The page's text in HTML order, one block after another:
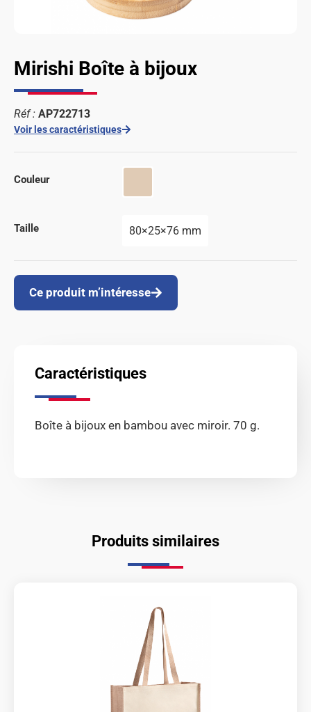
Mirishi Boîte à bijoux
Réf : AP722713
Voir les caractéristiques
Couleur
Taille 80×25×76 mm
Ce produit m’intéresse
Caractéristiques
Boîte à bijoux en bambou avec miroir. 70 g.
Produits similaires